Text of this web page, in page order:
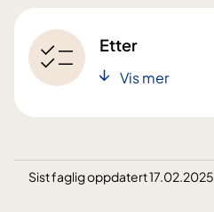
Etter
Vis mer
Sist faglig oppdatert 17.02.2025